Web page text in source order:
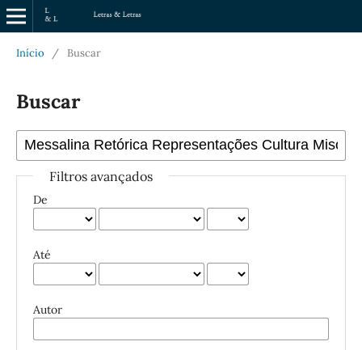
Início / Buscar
Buscar
Filtros avançados
De
Até
Autor